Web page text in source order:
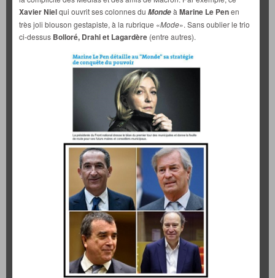
Xavier Nielqui ouvrit ses colonnes du Mondeà Marine Le Penen
très joli blouson gestapiste, à la rubrique «Mode». Sans oublier le trio
ci-dessus Bolloré, Drahi et Lagardère (entre autres).